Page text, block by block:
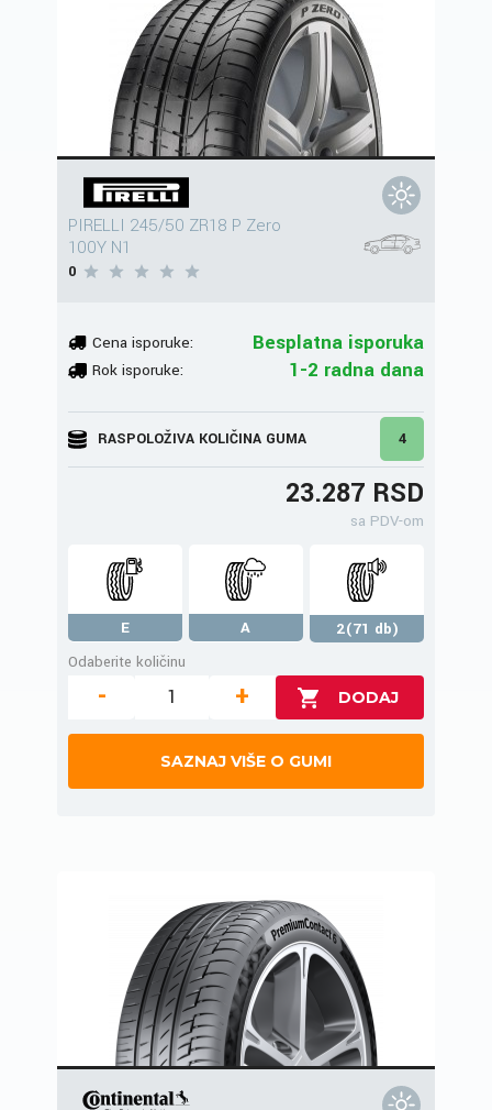
PIRELLI 245/50 ZR18 P Zero
100Y N1
0
Cena isporuke: Besplatna isporuka
Rok isporuke: 1-2 radna dana
RASPOLOŽIVA KOLIČINA GUMA 4
23.287 RSD
sa PDV-om
E A
2(71 db)
Odaberite količinu
- +
SAZNAJ VIŠE O GUMI